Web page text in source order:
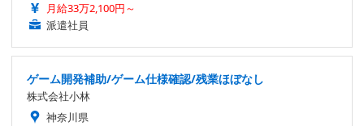
月給33万2,100円～
派遣社員
ゲーム開発補助/ゲーム仕様確認/残業ほぼなし
株式会社小林
神奈川県